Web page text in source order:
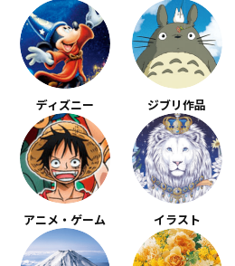
ディズニー ジブリ作品
アニメ・ゲーム イラスト